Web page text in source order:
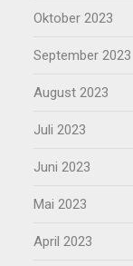
Oktober 2023
September 2023
August 2023
Juli 2023
Juni 2023
Mai 2023
April 2023